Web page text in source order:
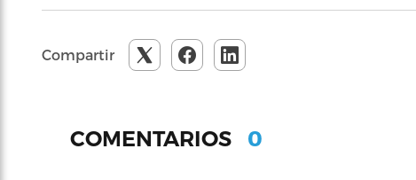
Compartir
COMENTARIOS 0